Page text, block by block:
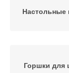
Настольные
Горшки для